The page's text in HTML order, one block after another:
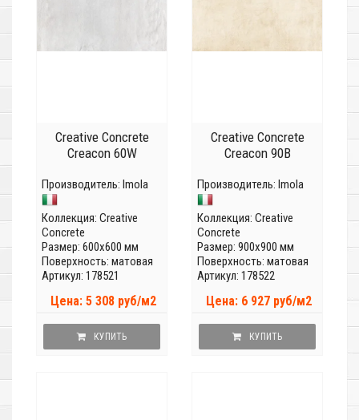
Creative Concrete
Creacon 60W
Производитель: Imola
Коллекция: Creative
Concrete
Размер: 600x600 мм
Поверхность: матовая
Артикул: 178521
Цена: 5 308 руб/м2
КУПИТЬ
Creative Concrete
Creacon 90B
Производитель: Imola
Коллекция: Creative
Concrete
Размер: 900x900 мм
Поверхность: матовая
Артикул: 178522
Цена: 6 927 руб/м2
КУПИТЬ